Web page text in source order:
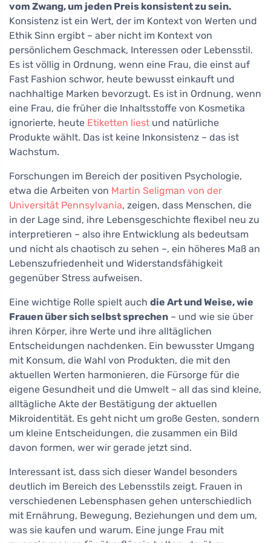
vom Zwang, um jeden Preis konsistent zu sein.
Konsistenz ist ein Wert, der im Kontext von Werten und
Ethik Sinn ergibt – aber nicht im Kontext von
persönlichem Geschmack, Interessen oder Lebensstil.
Es ist völlig in Ordnung, wenn eine Frau, die einst auf
Fast Fashion schwor, heute bewusst einkauft und
nachhaltige Marken bevorzugt. Es ist in Ordnung, wenn
eine Frau, die früher die Inhaltsstoffe von Kosmetika
ignorierte, heute Etiketten liest und natürliche
Produkte wählt. Das ist keine Inkonsistenz – das ist
Wachstum.
Forschungen im Bereich der positiven Psychologie,
etwa die Arbeiten von Martin Seligman von der
Universität Pennsylvania, zeigen, dass Menschen, die
in der Lage sind, ihre Lebensgeschichte flexibel neu zu
interpretieren – also ihre Entwicklung als bedeutsam
und nicht als chaotisch zu sehen –, ein höheres Maß an
Lebenszufriedenheit und Widerstandsfähigkeit
gegenüber Stress aufweisen.
Eine wichtige Rolle spielt auch die Art und Weise, wie
Frauen über sich selbst sprechen – und wie sie über
ihren Körper, ihre Werte und ihre alltäglichen
Entscheidungen nachdenken. Ein bewusster Umgang
mit Konsum, die Wahl von Produkten, die mit den
aktuellen Werten harmonieren, die Fürsorge für die
eigene Gesundheit und die Umwelt – all das sind kleine,
alltägliche Akte der Bestätigung der aktuellen
Mikroidentität. Es geht nicht um große Gesten, sondern
um kleine Entscheidungen, die zusammen ein Bild
davon formen, wer wir gerade jetzt sind.
Interessant ist, dass sich dieser Wandel besonders
deutlich im Bereich des Lebensstils zeigt. Frauen in
verschiedenen Lebensphasen gehen unterschiedlich
mit Ernährung, Bewegung, Beziehungen und dem um,
was sie kaufen und warum. Eine junge Frau mit